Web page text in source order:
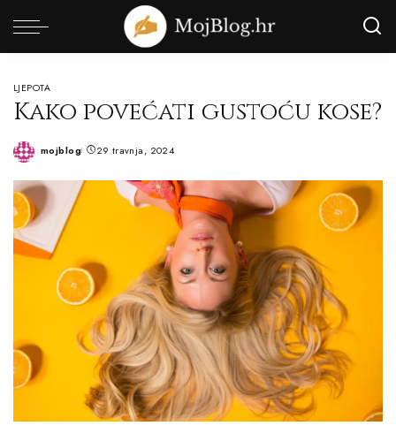
LJEPOTA
Kako povećati gustoću kose?
Posted
mojblog 29 travnja, 2024